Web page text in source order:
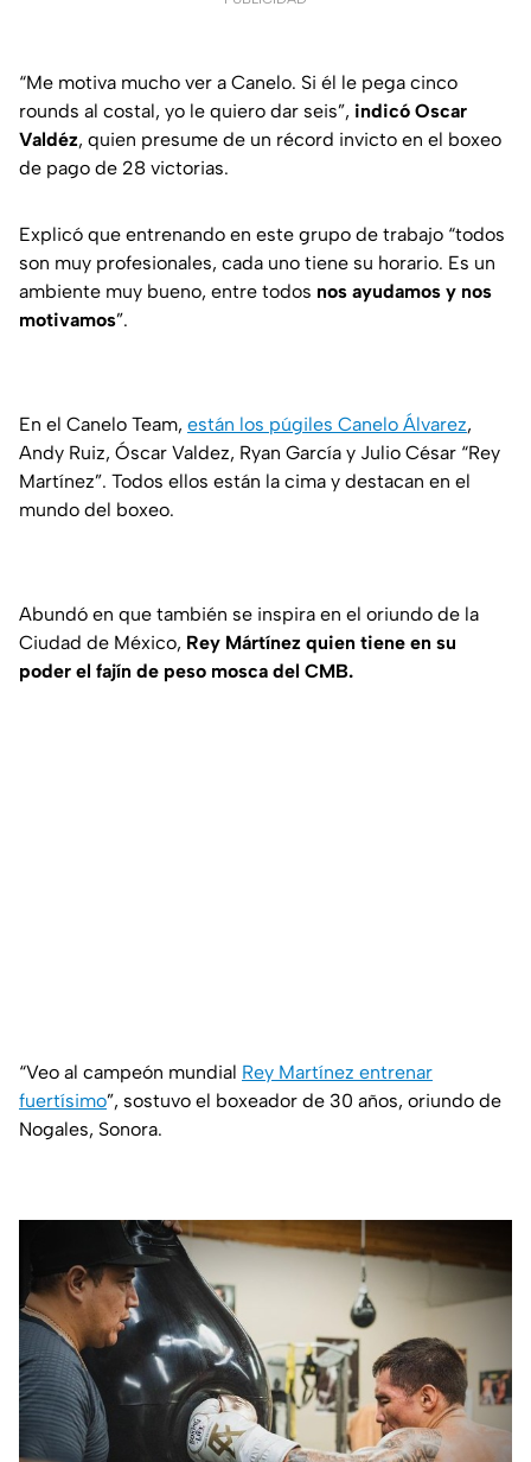
“Me motiva mucho ver a Canelo. Si él le pega cinco
rounds al costal, yo le quiero dar seis”, indicó Oscar
Valdéz, quien presume de un récord invicto en el boxeo
de pago de 28 victorias.
Explicó que entrenando en este grupo de trabajo “todos
son muy profesionales, cada uno tiene su horario. Es un
ambiente muy bueno, entre todos nos ayudamos y nos
motivamos”.
En el Canelo Team, están los púgiles Canelo Álvarez,
Andy Ruiz, Óscar Valdez, Ryan García y Julio César “Rey
Martínez”. Todos ellos están la cima y destacan en el
mundo del boxeo.
Abundó en que también se inspira en el oriundo de la
Ciudad de México, Rey Mártínez quien tiene en su
poder el fajín de peso mosca del CMB.
“Veo al campeón mundial Rey Martínez entrenar
fuertísimo”, sostuvo el boxeador de 30 años, oriundo de
Nogales, Sonora.